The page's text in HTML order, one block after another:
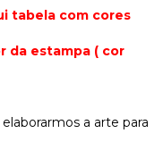
tabela com cores
da estampa ( cor
a arte para